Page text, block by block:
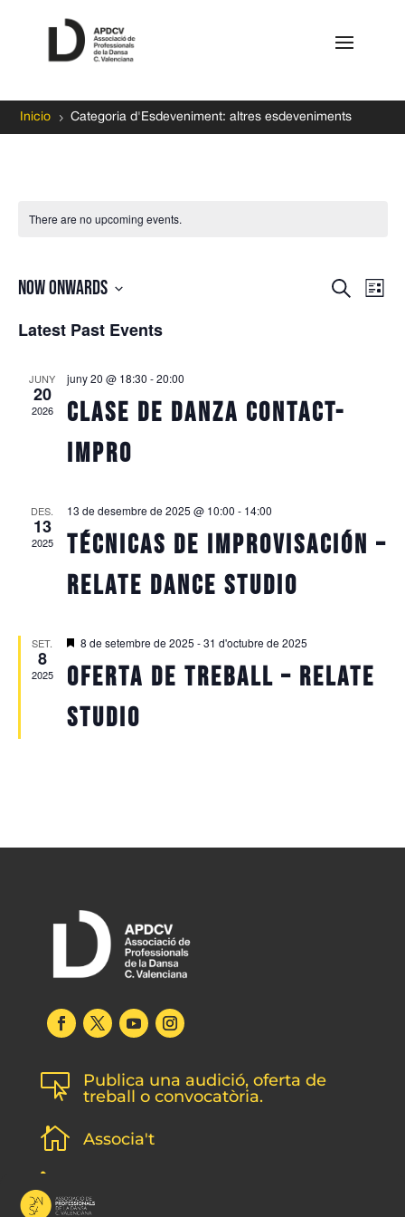
Inicio 5 Categoria d'Esdeveniment: altres esdeveniments
There are no upcoming events.
Search
List
Now onwards
date.
Latest Past Events
JUNY
20
2026
juny 20 @ 18:30 -20:00
Clase de danza contact-
impro
DES.
13
2025
13 de desembre de 2025 @ 10:00 - 14:00
TÉCNICAS DE IMPROVISACIÓN –
RELATE DANCE STUDIO
SET.
8
2025
Featured
8 de setembre de 2025 -31 d'octubre de 2025
Oferta de treball – Relate
Studio

Publica una audició, oferta de
treball o convocatòria.
 Associa't
l